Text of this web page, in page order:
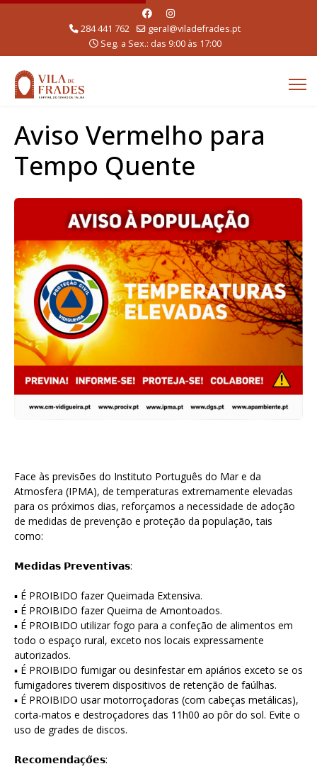
284 441 762
geral@viladefrades.pt
Seg. a Sex.: das 9:00 às 17:00
Aviso Vermelho para
Tempo Quente
Face às previsões do Instituto Português do Mar e da
Atmosfera (IPMA), de temperaturas extremamente elevadas
para os próximos dias, reforçamos a necessidade de adoção
de medidas de prevenção e proteção da população, tais
como:
𝗠𝗲𝗱𝗶𝗱𝗮𝘀 𝗣𝗿𝗲𝘃𝗲𝗻𝘁𝗶𝘃𝗮𝘀:
▪ É PROIBIDO fazer Queimada Extensiva.
▪ É PROIBIDO fazer Queima de Amontoados.
▪ É PROIBIDO utilizar fogo para a confeção de alimentos em
todo o espaço rural, exceto nos locais expressamente
autorizados.
▪ É PROIBIDO fumigar ou desinfestar em apiários exceto se os
fumigadores tiverem dispositivos de retenção de faúlhas.
▪ É PROIBIDO usar motorroçadoras (com cabeças metálicas),
corta-matos e destroçadores das 11h00 ao pôr do sol. Evite o
uso de grades de discos.
𝗥𝗲𝗰𝗼𝗺𝗲𝗻𝗱𝗮𝗰̧𝗼̃𝗲𝘀: